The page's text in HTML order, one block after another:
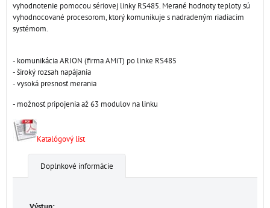
vyhodnotenie pomocou sériovej linky RS485. Merané hodnoty teploty sú
vyhodnocované procesorom, ktorý komunikuje s nadradeným riadiacim
systémom.
- komunikácia ARION (firma AMiT) po linke RS485
- široký rozsah napájania
- vysoká presnosť merania
- možnosť pripojenia až 63 modulov na linku
Katalógový list
Doplnkové informácie